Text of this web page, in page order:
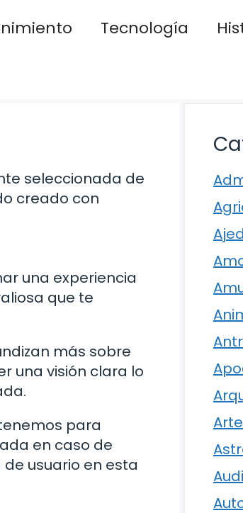
Tecnología
seleccionada de
creado con
una experiencia
que te
más sobre
una visión clara lo
para
en caso de
usuario en esta
Arte